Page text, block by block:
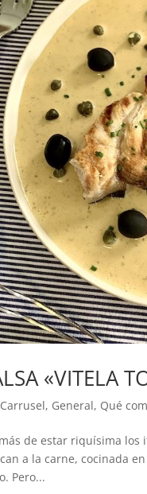
«VITELA
Carrusel, General, Qué
de estar riquísima
a la carne, cocinada
Pero...